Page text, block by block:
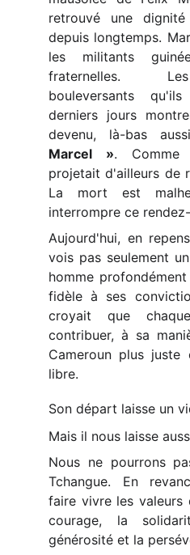
retrouvé une
depuis longtemps.
les militants
fraternelles.
bouleversants
derniers jours
devenu, là-bas
Marcel ». Comme
projetait d'ailleurs de
La mort est
interrompre ce
Aujourd'hui, en
vois pas seulement
homme
fidèle à ses
croyait que
contribuer, à sa
Cameroun plus
libre.
Son départ laisse un
Mais il nous laisse
Nous ne pourrons
Tchangue. En
faire vivre les valeurs
courage, la
générosité et la